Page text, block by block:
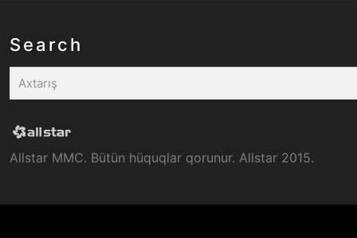
Search
Allstar MMC. Bütün hüquqlar qorunur. Allstar 2015.